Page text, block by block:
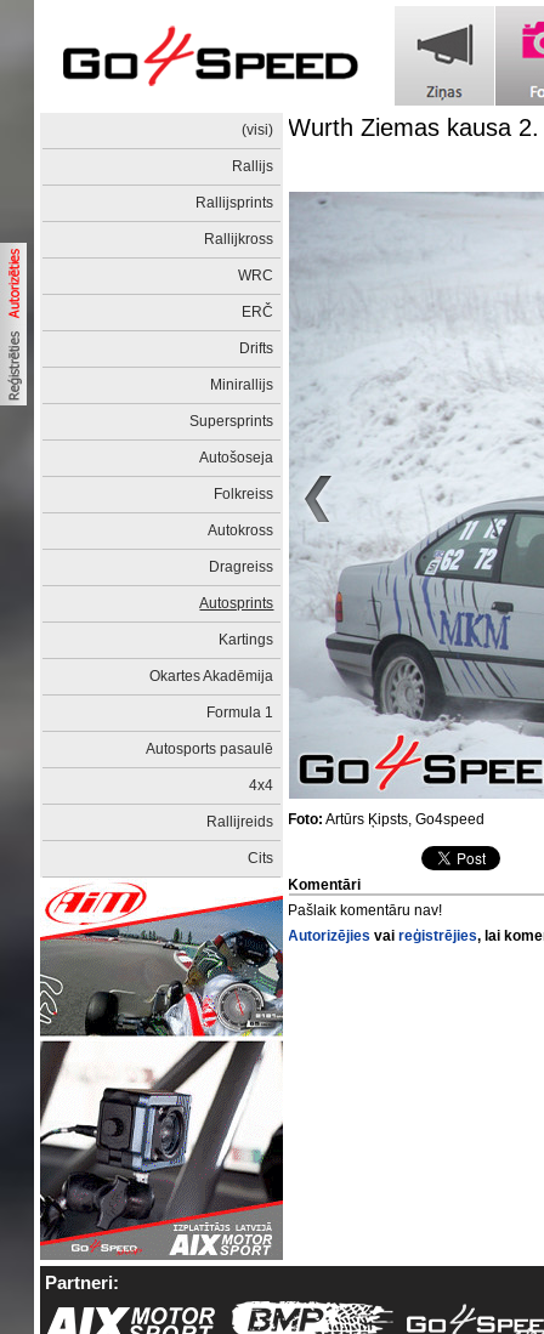
(visi)
Rallijs
Rallijsprints
Rallijkross
WRC
ERČ
Drifts
Minirallijs
Supersprints
Autošoseja
Folkreiss
Autokross
Dragreiss
Autosprints
Kartings
Okartes Akadēmija
Formula 1
Autosports pasaulē
4x4
Rallijreids
Cits
Wurth Ziemas kausa
Foto: Artūrs Ķipsts, Go4speed
Komentāri
Pašlaik komentāru nav!
Autorizējies vaireģistrējies, lai
Partneri: